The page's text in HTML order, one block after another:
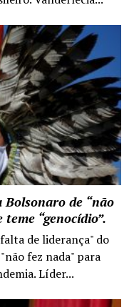
de “não
“genocídio”.
de liderança" do
fez nada" para
Líder...